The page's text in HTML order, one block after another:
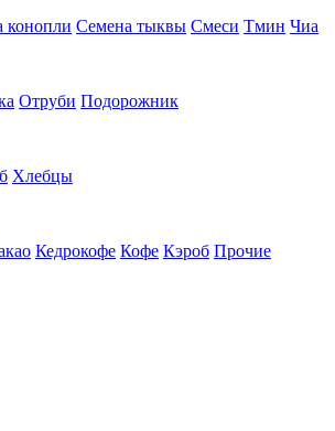
конопли Семена тыквы Смеси Тмин Чиа
Отруби Подорожник
Хлебцы
Кедрокофе Кофе Кэроб Прочие